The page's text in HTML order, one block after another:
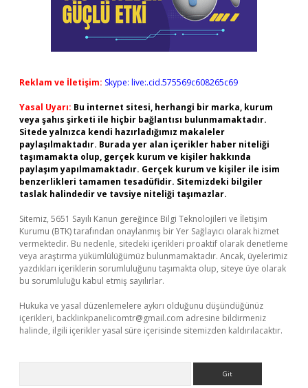
Reklam ve İletişim: Skype: live:.cid.575569c608265c69
Yasal Uyarı: Bu internet sitesi, herhangi bir marka, kurum
veya şahıs şirketi ile hiçbir bağlantısı bulunmamaktadır.
Sitede yalnızca kendi hazırladığımız makaleler
paylaşılmaktadır. Burada yer alan içerikler haber niteliği
taşımamakta olup, gerçek kurum ve kişiler hakkında
paylaşım yapılmamaktadır. Gerçek kurum ve kişiler ile isim
benzerlikleri tamamen tesadüfidir. Sitemizdeki bilgiler
taslak halindedir ve tavsiye niteliği taşımazlar.
Sitemiz, 5651 Sayılı Kanun gereğince Bilgi Teknolojileri ve İletişim
Kurumu (BTK) tarafından onaylanmış bir Yer Sağlayıcı olarak hizmet
vermektedir. Bu nedenle, sitedeki içerikleri proaktif olarak denetleme
veya araştırma yükümlülüğümüz bulunmamaktadır. Ancak, üyelerimiz
yazdıkları içeriklerin sorumluluğunu taşımakta olup, siteye üye olarak
bu sorumluluğu kabul etmiş sayılırlar.
Hukuka ve yasal düzenlemelere aykırı olduğunu düşündüğünüz
içerikleri, backlinkpanelicomtr@gmail.com adresine bildirmeniz
halinde, ilgili içerikler yasal süre içerisinde sitemizden kaldırılacaktır.